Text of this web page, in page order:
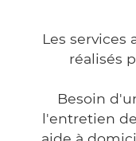
Les services
réalisés
Besoin
l'entretien